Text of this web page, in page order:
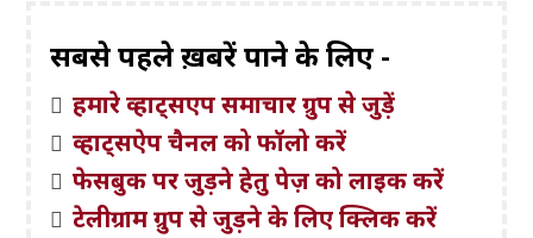
सबसे पहले ख़बरें पाने के लिए -
हमारे व्हाट्सएप समाचार ग्रुप से जुड़ें
व्हाट्सऐप चैनल को फॉलो करें
फेसबुक पर जुड़ने हेतु पेज़ को लाइक करें
टेलीग्राम ग्रुप से जुड़ने के लिए क्लिक करें